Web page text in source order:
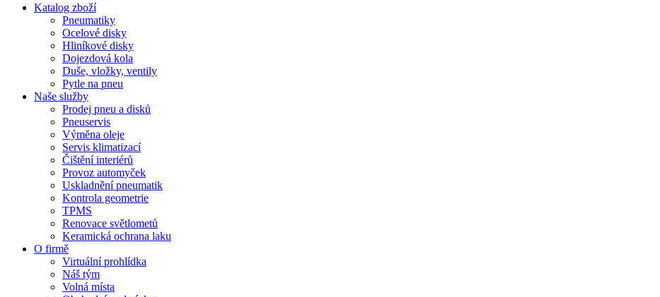
Katalog zboží
Pneumatiky
Ocelové disky
Hliníkové disky
Dojezdová kola
Duše, vložky, ventily
Pytle na pneu
Naše služby
Prodej pneu a disků
Pneuservis
Výměna oleje
Servis klimatizací
Čištění interiérů
Provoz automyček
Uskladnění pneumatik
Kontrola geometrie
TPMS
Renovace světlometů
Keramická ochrana laku
O firmě
Virtuální prohlídka
Náš tým
Volná místa